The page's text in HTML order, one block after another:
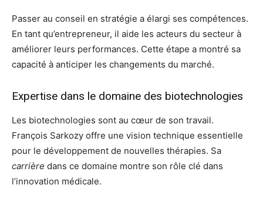
Passer au conseil en stratégie a élargi ses compétences.
En tant qu’entrepreneur, il aide les acteurs du secteur à
améliorer leurs performances. Cette étape a montré sa
capacité à anticiper les changements du marché.
Expertise dans le domaine des biotechnologies
Les biotechnologies sont au cœur de son travail.
François Sarkozy offre une vision technique essentielle
pour le développement de nouvelles thérapies. Sa
carrière dans ce domaine montre son rôle clé dans
l’innovation médicale.